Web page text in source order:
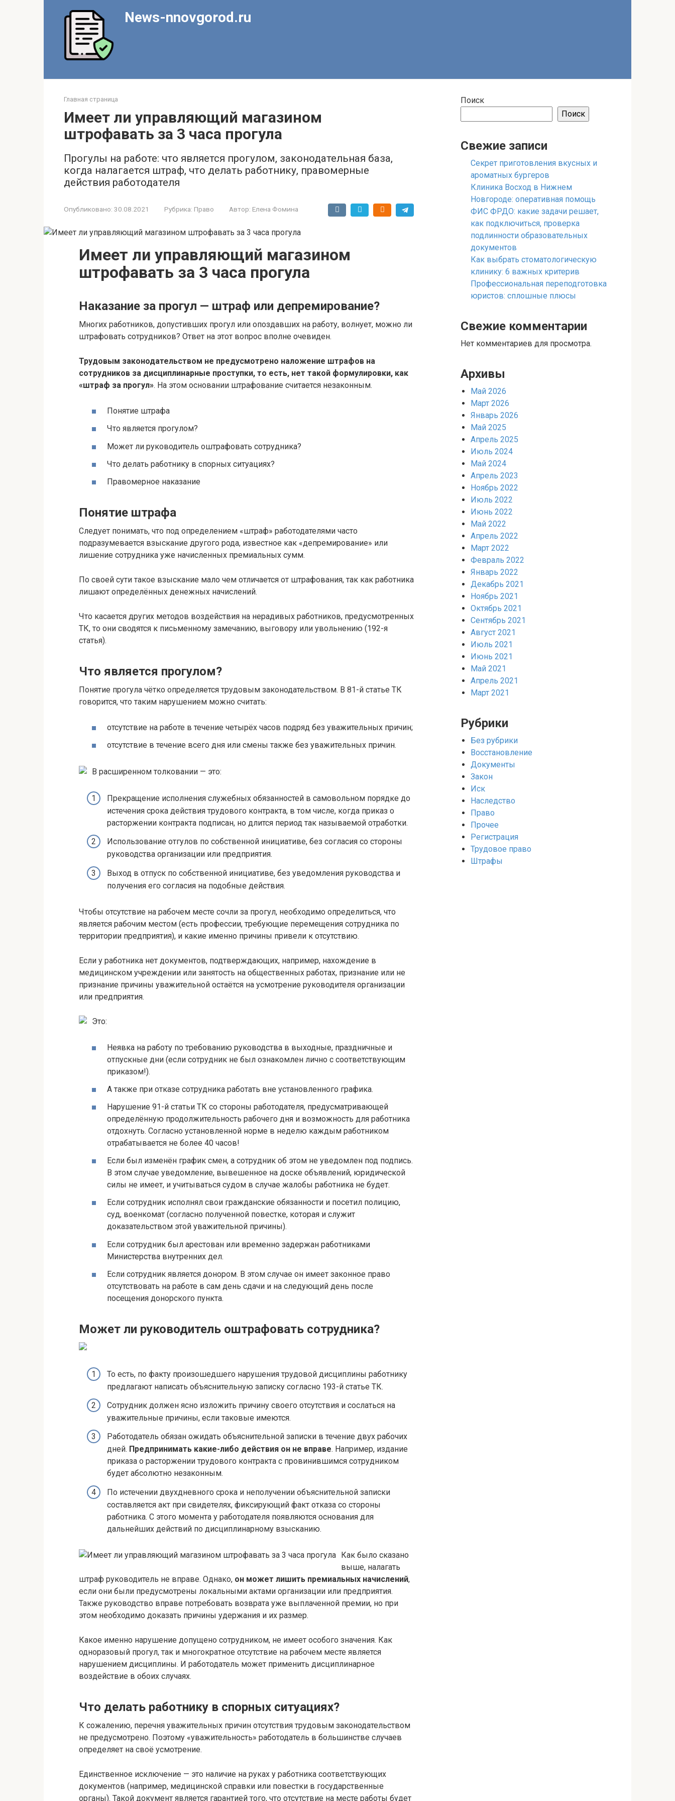
News-nnovgorod.ru
Главная страница
Имеет ли управляющий магазином
штрофавать за 3 часа прогула
Прогулы на работе: что является прогулом, законодательная база,
когда налагается штраф, что делать работнику, правомерные
действия работодателя
Опубликовано: 30.08.2021 Рубрика: Право Автор: Елена Фомина
Имеет ли управляющий магазином
штрофавать за 3 часа прогула
Наказание за прогул — штраф или депремирование?
Многих работников, допустивших прогул или опоздавших на работу, волнует, можно ли
штрафовать сотрудников? Ответ на этот вопрос вполне очевиден.
Трудовым законодательством не предусмотрено наложение штрафов на
сотрудников за дисциплинарные проступки, то есть, нет такой формулировки, как
«штраф за прогул». На этом основании штрафование считается незаконным.
Понятие штрафа
Что является прогулом?
Может ли руководитель оштрафовать сотрудника?
Что делать работнику в спорных ситуациях?
Правомерное наказание
Понятие штрафа
Следует понимать, что под определением «штраф» работодателями часто
подразумевается взыскание другого рода, известное как «депремирование» или
лишение сотрудника уже начисленных премиальных сумм.
По своей сути такое взыскание мало чем отличается от штрафования, так как работника
лишают определённых денежных начислений.
Что касается других методов воздействия на нерадивых работников, предусмотренных
ТК, то они сводятся к письменному замечанию, выговору или увольнению (192-я
статья).
Что является прогулом?
Понятие прогула чётко определяется трудовым законодательством. В 81-й статье ТК
говорится, что таким нарушением можно считать:
отсутствие на работе в течение четырёх часов подряд без уважительных причин;
отсутствие в течение всего дня или смены также без уважительных причин.
В расширенном толковании — это:
Прекращение исполнения служебных обязанностей в самовольном порядке до
истечения срока действия трудового контракта, в том числе, когда приказ о
расторжении контракта подписан, но длится период так называемой отработки.
Использование отгулов по собственной инициативе, без согласия со стороны
руководства организации или предприятия.
Выход в отпуск по собственной инициативе, без уведомления руководства и
получения его согласия на подобные действия.
Чтобы отсутствие на рабочем месте сочли за прогул, необходимо определиться, что
является рабочим местом (есть профессии, требующие перемещения сотрудника по
территории предприятия), и какие именно причины привели к отсутствию.
Если у работника нет документов, подтверждающих, например, нахождение в
медицинском учреждении или занятость на общественных работах, признание или не
признание причины уважительной остаётся на усмотрение руководителя организации
или предприятия.
Это:
Неявка на работу по требованию руководства в выходные, праздничные и
отпускные дни (если сотрудник не был ознакомлен лично с соответствующим
приказом!).
А также при отказе сотрудника работать вне установленного графика.
Нарушение 91-й статьи ТК со стороны работодателя, предусматривающей
определённую продолжительность рабочего дня и возможность для работника
отдохнуть. Согласно установленной норме в неделю каждым работником
отрабатывается не более 40 часов!
Если был изменён график смен, а сотрудник об этом не уведомлен под подпись.
В этом случае уведомление, вывешенное на доске объявлений, юридической
силы не имеет, и учитываться судом в случае жалобы работника не будет.
Если сотрудник исполнял свои гражданские обязанности и посетил полицию,
суд, военкомат (согласно полученной повестке, которая и служит
доказательством этой уважительной причины).
Если сотрудник был арестован или временно задержан работниками
Министерства внутренних дел.
Если сотрудник является донором. В этом случае он имеет законное право
отсутствовать на работе в сам день сдачи и на следующий день после
посещения донорского пункта.
Может ли руководитель оштрафовать сотрудника?
То есть, по факту произошедшего нарушения трудовой дисциплины работнику
предлагают написать объяснительную записку согласно 193-й статье ТК.
Сотрудник должен ясно изложить причину своего отсутствия и сослаться на
уважительные причины, если таковые имеются.
Работодатель обязан ожидать объяснительной записки в течение двух рабочих
дней. Предпринимать какие-либо действия он не вправе. Например, издание
приказа о расторжении трудового контракта с провинившимся сотрудником
будет абсолютно незаконным.
По истечении двухдневного срока и неполучении объяснительной записки
составляется акт при свидетелях, фиксирующий факт отказа со стороны
работника. С этого момента у работодателя появляются основания для
дальнейших действий по дисциплинарному взысканию.
Как было сказано
выше, налагать
штраф руководитель не вправе. Однако, он может лишить премиальных начислений,
если они были предусмотрены локальными актами организации или предприятия.
Также руководство вправе потребовать возврата уже выплаченной премии, но при
этом необходимо доказать причины удержания и их размер.
Какое именно нарушение допущено сотрудником, не имеет особого значения. Как
одноразовый прогул, так и многократное отсутствие на рабочем месте является
нарушением дисциплины. И работодатель может применить дисциплинарное
воздействие в обоих случаях.
Что делать работнику в спорных ситуациях?
К сожалению, перечня уважительных причин отсутствия трудовым законодательством
не предусмотрено. Поэтому «уважительность» работодатель в большинстве случаев
определяет на своё усмотрение.
Единственное исключение — это наличие на руках у работника соответствующих
документов (например, медицинской справки или повестки в государственные
органы). Такой документ является гарантией того, что отсутствие на месте работы будет
Поиск
Поиск
Свежие записи
Секрет приготовления вкусных и
ароматных бургеров
Клиника Восход в Нижнем
Новгороде: оперативная помощь
ФИС ФРДО: какие задачи решает,
как подключиться, проверка
подлинности образовательных
документов
Как выбрать стоматологическую
клинику: 6 важных критерив
Профессиональная переподготовка
юристов: сплошные плюсы
Свежие комментарии
Нет комментариев для просмотра.
Архивы
Май 2026
Март 2026
Январь 2026
Май 2025
Апрель 2025
Июль 2024
Май 2024
Апрель 2023
Ноябрь 2022
Июль 2022
Июнь 2022
Май 2022
Апрель 2022
Март 2022
Февраль 2022
Январь 2022
Декабрь 2021
Ноябрь 2021
Октябрь 2021
Сентябрь 2021
Август 2021
Июль 2021
Июнь 2021
Май 2021
Апрель 2021
Март 2021
Рубрики
Без рубрики
Восстановление
Документы
Закон
Иск
Наследство
Право
Прочее
Регистрация
Трудовое право
Штрафы